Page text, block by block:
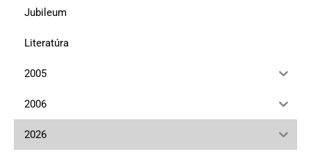
Jubileum
Literatúra
2005
2006
2026